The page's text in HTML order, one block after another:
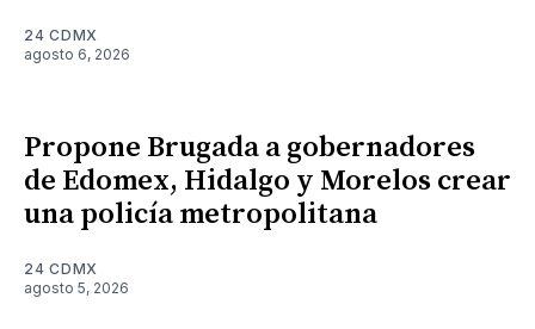
24 CDMX
agosto 6, 2026
Propone Brugada a gobernadores
de Edomex, Hidalgo y Morelos crear
una policía metropolitana
24 CDMX
agosto 5, 2026